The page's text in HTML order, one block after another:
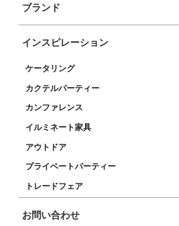
ブランド
インスピレーション
ケータリング
カクテルパーティー
カンファレンス
イルミネート家具
アウトドア
プライベートパーティー
トレードフェア
お問い合わせ
イノックス
ラージスク
ック
90×90cmの大きめなブラックの天板はゴー
けます。
ブランド
ペドラリ